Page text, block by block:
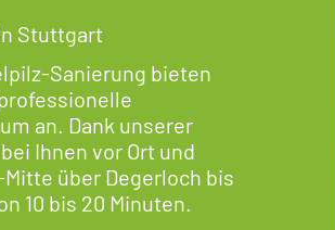
Stuttgart
Sanierung bieten
an. Dank unserer
Ihnen vor Ort und
über Degerloch bis
10 bis 20 Minuten.